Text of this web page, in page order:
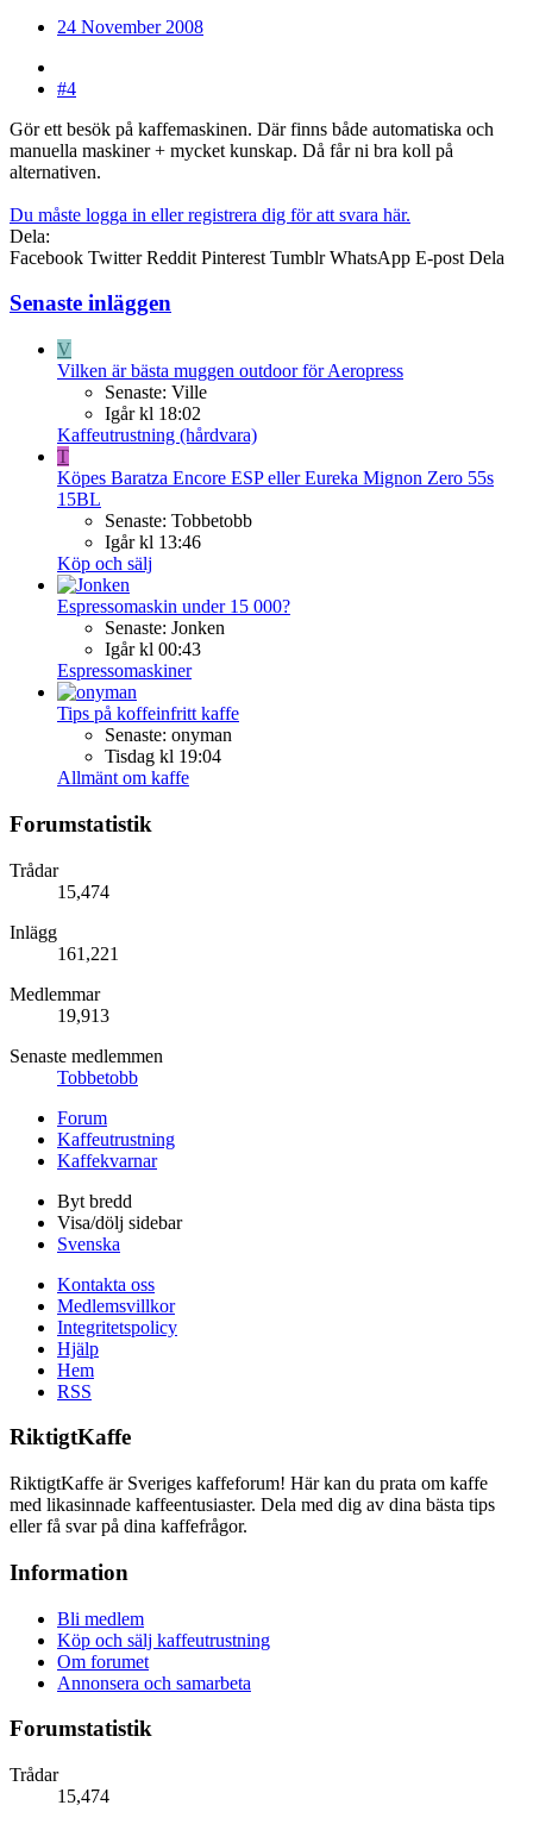
24 November 2008
#4
Gör ett besök på kaffemaskinen. Där finns både automatiska och
manuella maskiner + mycket kunskap. Då får ni bra koll på
alternativen.
Du måste logga in eller registrera dig för att svara här.
Dela:
Facebook Twitter Reddit Pinterest Tumblr WhatsApp E-post Dela
Senaste inläggen
V
Vilken är bästa muggen outdoor för Aeropress
Senaste: Ville
Igår kl 18:02
Kaffeutrustning (hårdvara)
T
Köpes Baratza Encore ESP eller Eureka Mignon Zero 55s
15BL
Senaste: Tobbetobb
Igår kl 13:46
Köp och sälj
Espressomaskin under 15 000?
Senaste: Jonken
Igår kl 00:43
Espressomaskiner
Tips på koffeinfritt kaffe
Senaste: onyman
Tisdag kl 19:04
Allmänt om kaffe
Forumstatistik
Trådar
15,474
Inlägg
161,221
Medlemmar
19,913
Senaste medlemmen
Tobbetobb
Forum
Kaffeutrustning
Kaffekvarnar
Byt bredd
Visa/dölj sidebar
Svenska
Kontakta oss
Medlemsvillkor
Integritetspolicy
Hjälp
Hem
RSS
RiktigtKaffe
RiktigtKaffe är Sveriges kaffeforum! Här kan du prata om kaffe
med likasinnade kaffeentusiaster. Dela med dig av dina bästa tips
eller få svar på dina kaffefrågor.
Information
Bli medlem
Köp och sälj kaffeutrustning
Om forumet
Annonsera och samarbeta
Forumstatistik
Trådar
15,474